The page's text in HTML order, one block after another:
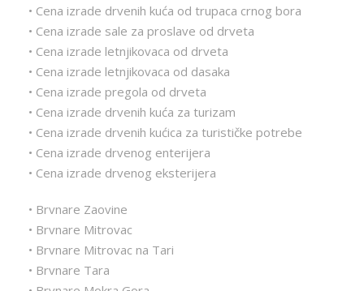
• Cena izrade drvenih kuća od trupaca crnog bora
• Cena izrade sale za proslave od drveta
• Cena izrade letnjikovaca od drveta
• Cena izrade letnjikovaca od dasaka
• Cena izrade pregola od drveta
• Cena izrade drvenih kuća za turizam
• Cena izrade drvenih kućica za turističke potrebe
• Cena izrade drvenog enterijera
• Cena izrade drvenog eksterijera
• Brvnare Zaovine
• Brvnare Mitrovac
• Brvnare Mitrovac na Tari
• Brvnare Tara